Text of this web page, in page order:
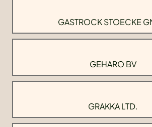
GASTROCK STOECKE
GEHARO BV
GRAKKA LTD.